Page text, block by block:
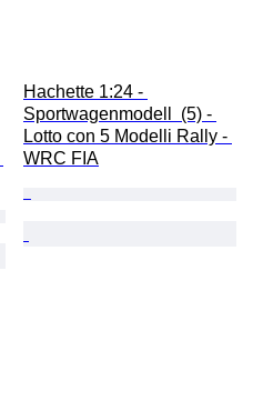
Hachette 1:24 -
Sportwagenmodell  (5) -
Lotto con 5 Modelli Rally -
WRC FIA